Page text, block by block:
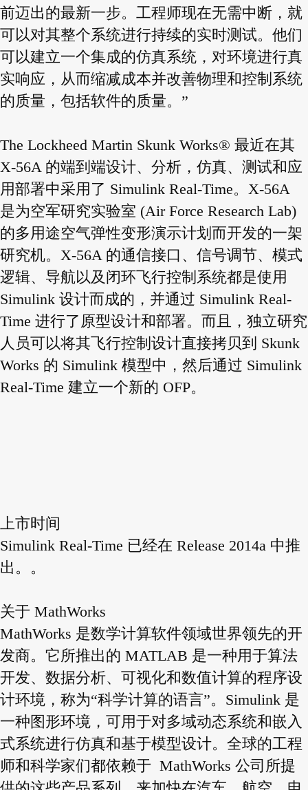
前迈出的最新一步。工程师现在无需中断，就
可以对其整个系统进行持续的实时测试。他们
可以建立一个集成的仿真系统，对环境进行真
实响应，从而缩减成本并改善物理和控制系统
的质量，包括软件的质量。”
The Lockheed Martin Skunk Works® 最近在其
X-56A 的端到端设计、分析，仿真、测试和应
用部署中采用了 Simulink Real-Time。X-56A
是为空军研究实验室 (Air Force Research Lab)
的多用途空气弹性变形演示计划而开发的一架
研究机。X-56A 的通信接口、信号调节、模式
逻辑、导航以及闭环飞行控制系统都是使用
Simulink 设计而成的，并通过 Simulink Real-
Time 进行了原型设计和部署。而且，独立研究
人员可以将其飞行控制设计直接拷贝到 Skunk
Works 的 Simulink 模型中，然后通过 Simulink
Real-Time 建立一个新的 OFP。
上市时间
Simulink Real-Time 已经在 Release 2014a 中推
出。。
关于 MathWorks
MathWorks 是数学计算软件领域世界领先的开
发商。它所推出的 MATLAB 是一种用于算法
开发、数据分析、可视化和数值计算的程序设
计环境，称为“科学计算的语言”。Simulink 是
一种图形环境，可用于对多域动态系统和嵌入
式系统进行仿真和基于模型设计。全球的工程
师和科学家们都依赖于 MathWorks 公司所提